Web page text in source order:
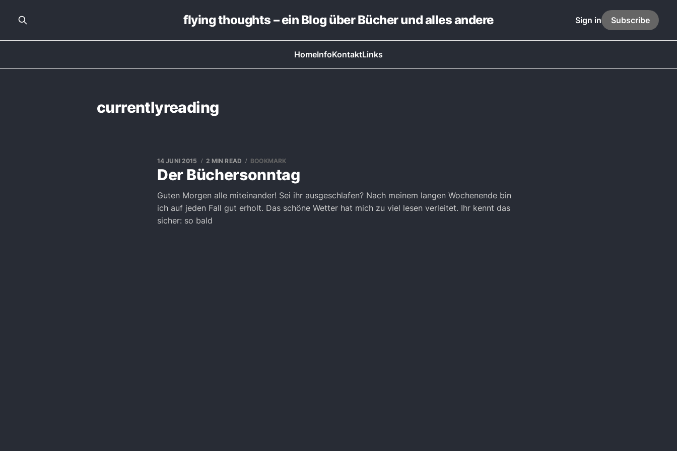
flying thoughts – ein Blog über Bücher und alles andere
HomeInfoKontaktLinks
Sign in Subscribe
currentlyreading
Der Büchersonntag
14 JUNI 2015 2 MIN READ BOOKMARK
Guten Morgen alle miteinander! Sei ihr ausgeschlafen? Nach meinem langen Wochenende bin
ich auf jeden Fall gut erholt. Das schöne Wetter hat mich zu viel lesen verleitet. Ihr kennt das
sicher: so bald